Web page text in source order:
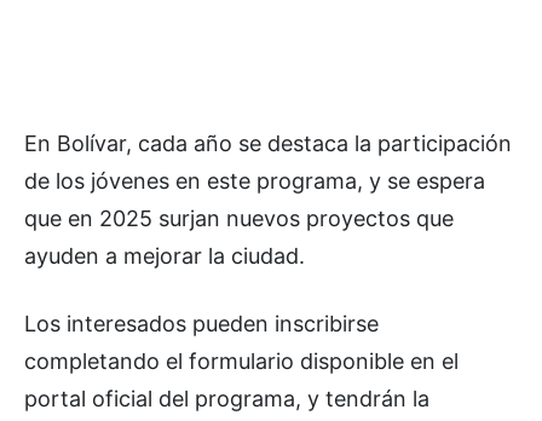
En Bolívar, cada año se destaca la participación
de los jóvenes en este programa, y se espera
que en 2025 surjan nuevos proyectos que
ayuden a mejorar la ciudad.
Los interesados pueden inscribirse
completando el formulario disponible en el
portal oficial del programa, y tendrán la